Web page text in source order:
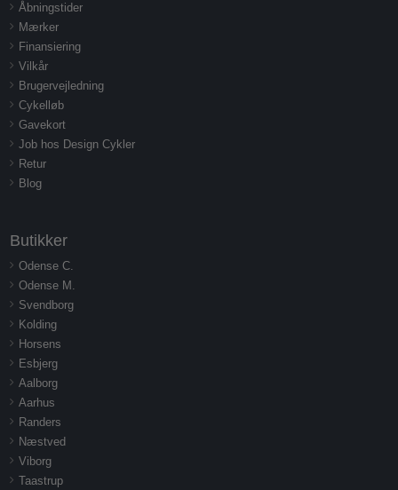
Åbningstider
Mærker
Finansiering
Vilkår
Brugervejledning
Cykelløb
Gavekort
Job hos Design Cykler
Retur
Blog
Butikker
Odense C.
Odense M.
Svendborg
Kolding
Horsens
Esbjerg
Aalborg
Aarhus
Randers
Næstved
Viborg
Taastrup